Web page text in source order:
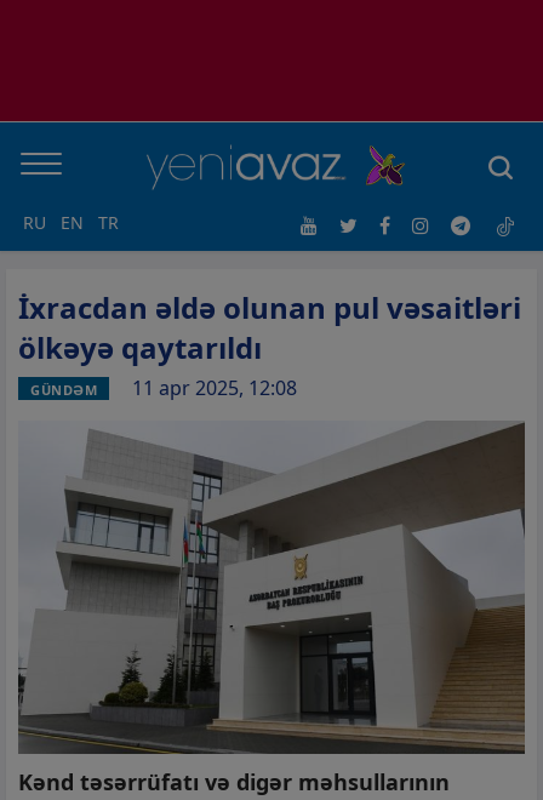
RU EN TR
İxracdan əldə olunan pul vəsaitləri
ölkəyə qaytarıldı
GÜNDƏM 11 apr 2025, 12:08
Kənd təsərrüfatı və digər məhsullarının